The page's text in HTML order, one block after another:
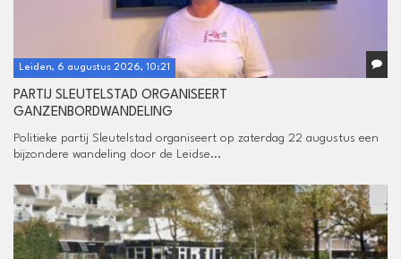
Leiden, 6 augustus 2026, 10:21
PARTIJ SLEUTELSTAD ORGANISEERT
GANZENBORDWANDELING
Politieke partij Sleutelstad organiseert op zaterdag 22 augustus een
bijzondere wandeling door de Leidse...